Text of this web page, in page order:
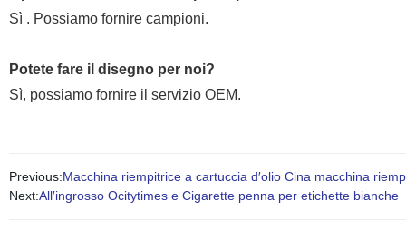
Sì . Possiamo fornire campioni.
Potete fare il disegno per noi?
Sì, possiamo fornire il servizio OEM.
Previous:Macchina riempitrice a cartuccia d′olio Cina macchina
Next:All′ingrosso Ocitytimes e Cigarette penna per etichette bianche